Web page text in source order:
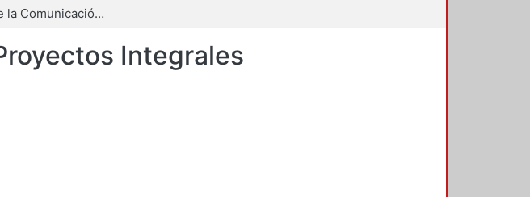
Diseño de la Comunicación Gráfica - Proyectos Integrales
Integrales